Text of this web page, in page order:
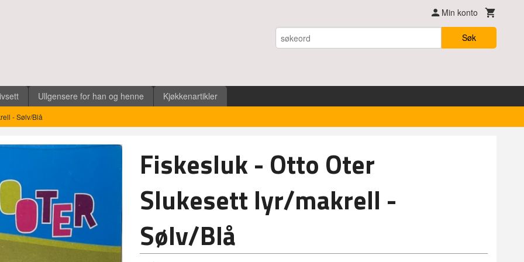
Min konto
Søk
Ullgensere for han og henne Kjøkkenartikler
- Sølv/Blå
Fiskesluk - Otto Oter
Slukesett lyr/makrell -
Sølv/Blå